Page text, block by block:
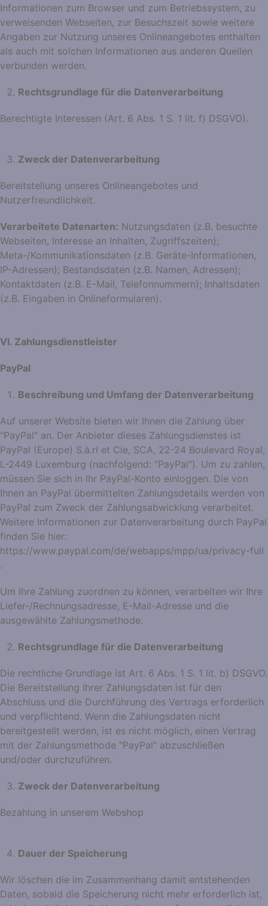
Informationen zum Browser und zum Betriebssystem, zu
verweisenden Webseiten, zur Besuchszeit sowie weitere
Angaben zur Nutzung unseres Onlineangebotes enthalten
als auch mit solchen Informationen aus anderen Quellen
verbunden werden.
Rechtsgrundlage für die Datenverarbeitung
Berechtigte Interessen (Art. 6 Abs. 1 S. 1 lit. f) DSGVO).
Zweck der Datenverarbeitung
Bereitstellung unseres Onlineangebotes und
Nutzerfreundlichkeit.
Verarbeitete Datenarten: Nutzungsdaten (z.B. besuchte
Webseiten, Interesse an Inhalten, Zugriffszeiten);
Meta-/Kommunikationsdaten (z.B. Geräte-Informationen,
IP-Adressen); Bestandsdaten (z.B. Namen, Adressen);
Kontaktdaten (z.B. E-Mail, Telefonnummern); Inhaltsdaten
(z.B. Eingaben in Onlineformularen).
VI. Zahlungsdienstleister
PayPal
Beschreibung und Umfang der Datenverarbeitung
Auf unserer Website bieten wir Ihnen die Zahlung über
"PayPal" an. Der Anbieter dieses Zahlungsdienstes ist
PayPal (Europe) S.à.rl et Cie, SCA, 22-24 Boulevard Royal,
L-2449 Luxemburg (nachfolgend: "PayPal"). Um zu zahlen,
müssen Sie sich in Ihr PayPal-Konto einloggen. Die von
Ihnen an PayPal übermittelten Zahlungsdetails werden von
PayPal zum Zweck der Zahlungsabwicklung verarbeitet.
Weitere Informationen zur Datenverarbeitung durch PayPal
finden Sie hier:
https://www.paypal.com/de/webapps/mpp/ua/privacy-full
.
Um Ihre Zahlung zuordnen zu können, verarbeiten wir Ihre
Liefer-/Rechnungsadresse, E-Mail-Adresse und die
ausgewählte Zahlungsmethode.
Rechtsgrundlage für die Datenverarbeitung
Die rechtliche Grundlage ist Art. 6 Abs. 1 S. 1 lit. b) DSGVO.
Die Bereitstellung Ihrer Zahlungsdaten ist für den
Abschluss und die Durchführung des Vertrags erforderlich
und verpflichtend. Wenn die Zahlungsdaten nicht
bereitgestellt werden, ist es nicht möglich, einen Vertrag
mit der Zahlungsmethode "PayPal" abzuschließen
und/oder durchzuführen.
Zweck der Datenverarbeitung
Bezahlung in unserem Webshop
Dauer der Speicherung
Wir löschen die im Zusammenhang damit entstehenden
Daten, sobald die Speicherung nicht mehr erforderlich ist,